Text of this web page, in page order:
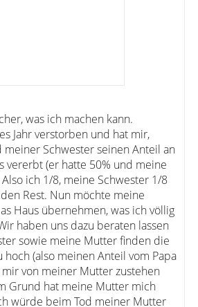
was ich machen kann.
Jahr verstorben und hat mir,
Schwester seinen Anteil an
vererbt (er hatte 50% und meine
ich 1/8, meine Schwester 1/8
Rest. Nun möchte meine
Haus übernehmen, was ich völlig
haben uns dazu beraten lassen
sowie meine Mutter finden die
hoch (also meinen Anteil vom Papa
von meiner Mutter zustehen
Grund hat meine Mutter mich
würde beim Tod meiner Mutter